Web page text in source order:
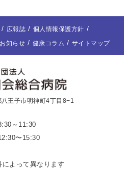
広報誌
個人情報保護方針
お知らせ 健康コラム サイトマップ
王子市明神町4丁目8−1
～11:30
〜15:30
によって異なります